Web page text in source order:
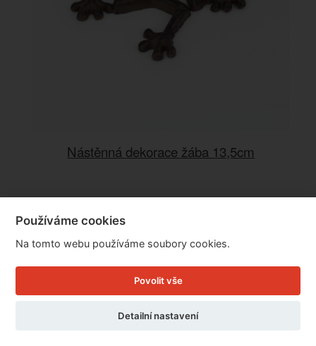
Nástěnná dekorace žába 13,5cm
Doručíme do: 10.8.
Detail
Používáme cookies
Na tomto webu používáme soubory cookies.
Povolit vše
Detailní nastavení